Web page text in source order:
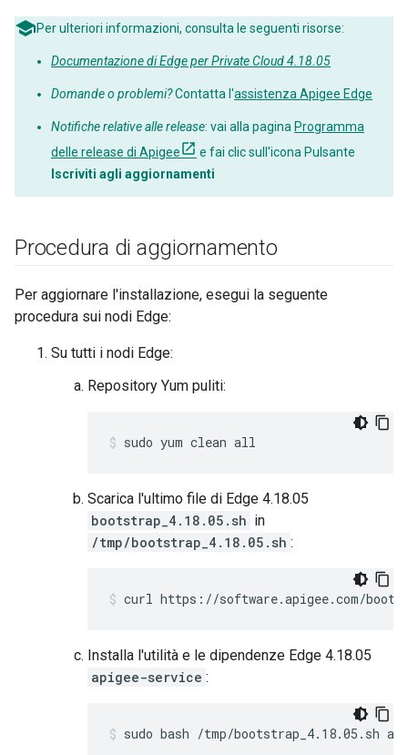
Per ulteriori informazioni, consulta le seguenti risorse:
Documentazione di Edge per Private Cloud 4.18.05
Domande o problemi?Contatta l'assistenza Apigee Edge
Notifiche relative alle release: vai alla pagina Programma
delle release di Apigee
e fai clic sull'icona Pulsante
Iscriviti agli aggiornamenti
Procedura di aggiornamento
Per aggiornare l'installazione, esegui la seguente
procedura sui nodi Edge:
Su tutti i nodi Edge:
Repository Yum puliti:
sudo yum clean all
Scarica l'ultimo file di Edge 4.18.05
bootstrap_4.18.05.sh in
/tmp/bootstrap_4.18.05.sh :
curl https://software.apigee.com/
Installa l'utilità e le dipendenze Edge 4.18.05
apigee-service :
sudo bash /tmp/bootstrap_4.18.05.sh